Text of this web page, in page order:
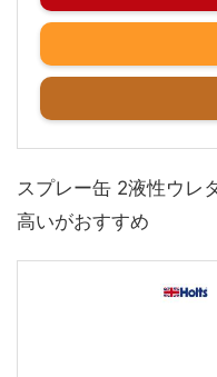
スプレー缶 2液性ウ
高いがおすすめ